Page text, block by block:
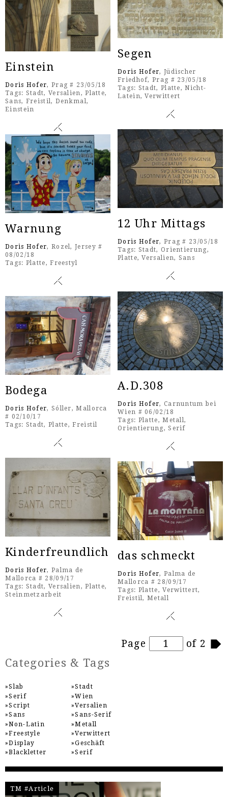
Segen
Doris Hofer, Jüdischer
Friedhof, Prag # 23/05/18
Tags: Stadt, Platte,Nicht-
Latein,Verwittert
Einstein
Doris Hofer, Prag # 23/05/18
Tags: Stadt, Versalien,Platte,
Sans, Freistil, Denkmal,
Einstein
12 Uhr Mittags
Doris Hofer, Prag # 23/05/18
Tags: Stadt, Orientierung,
Platte,Versalien, Sans
Warnung
Doris Hofer, Rozel, Jersey #
08/02/18
Tags: Platte,Freestyl
A.D.308
Doris Hofer, Carnuntum bei
Wien # 06/02/18
Tags: Platte,Metall,
Orientierung,Serif
Bodega
Doris Hofer, Sóller, Mallorca
# 02/10/17
Tags: Stadt, Platte,Freistil
Kinderfreundlich
Doris Hofer, Palma de
Mallorca # 28/09/17
Tags: Stadt, Versalien,Platte,
Steinmetzarbeit
das schmeckt
Doris Hofer, Palma de
Mallorca # 28/09/17
Tags: Platte,Verwittert,
Freistil,Metall
Page of 2
Categories & Tags
Slab
Serif
Script
Sans
Non-Latin
Freestyle
Display
Blackletter
Stadt
Wien
Versalien
Sans-Serif
Metall
Verwittert
Geschäft
Serif
TM #Article